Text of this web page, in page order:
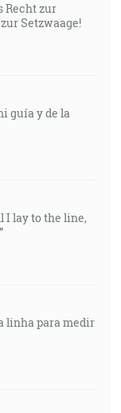
Recht zur
Setzwaage!
guía y de la
I lay to the line,
linha para medir